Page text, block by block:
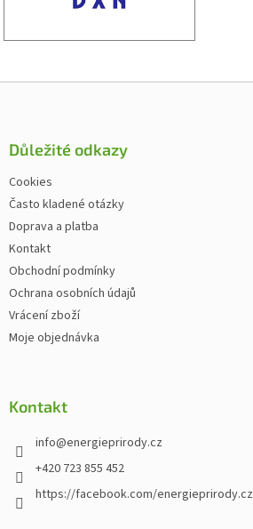
Zápatí
Důležité odkazy
Cookies
Často kladené otázky
Doprava a platba
Kontakt
Obchodní podmínky
Ochrana osobních údajů
Vrácení zboží
Moje objednávka
Kontakt
info@energieprirody.cz
+420 723 855 452
https://facebook.com/energieprirody.cz